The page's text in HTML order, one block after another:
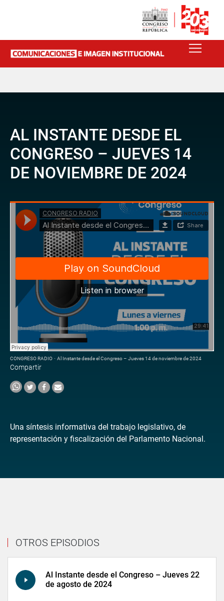
AL INSTANTE DESDE EL
CONGRESO – JUEVES 14
DE NOVIEMBRE DE 2024
CONGRESO RADIO · Al Instante desde el Congreso – Jueves 14 de noviembre de 2024
Compartir
Una síntesis informativa del trabajo legislativo, de
representación y fiscalización del Parlamento Nacional.
OTROS EPISODIOS
Al Instante desde el Congreso – Jueves 22
de agosto de 2024